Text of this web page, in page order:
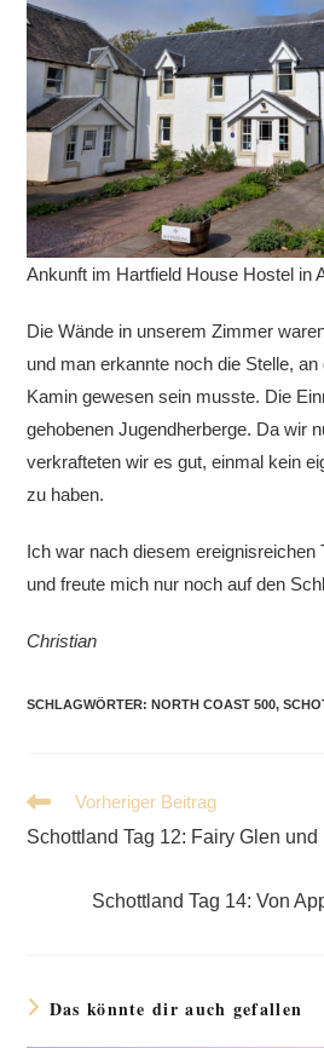
Ankunft im Hartfield House Hostel in
Die Wände in unserem Zimmer
und man erkannte noch die Stelle,
Kamin gewesen sein musste. Die
gehobenen Jugendherberge. Da wir
verkrafteten wir es gut, einmal kein
zu haben.
Ich war nach diesem ereignisreichen
und freute mich nur noch auf den
Christian
SCHLAGWÖRTER: NORTH COAST 500,
Weitere
Artikel
ansehen
Vorheriger Beitrag
Schottland Tag 12: Fairy Glen
Schottland Tag 14: Von
Das könnte dir auch gefallen